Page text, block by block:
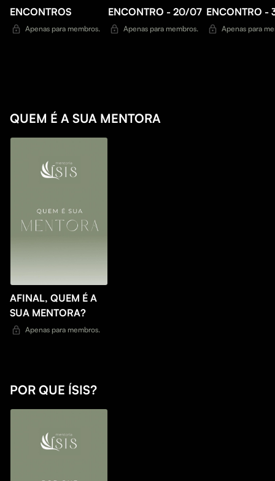
ENCONTROS
Apenas para membros.
ENCONTRO - 20/07
Apenas para membros.
ENCONTRO -
Apenas para
QUEM É A SUA MENTORA
AFINAL, QUEM É A
SUA MENTORA?
Apenas para membros.
POR QUE ÍSIS?